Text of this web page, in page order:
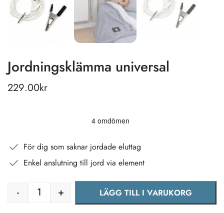
Jordningsklämma universal
229.00kr
För dig som saknar jordade eluttag
Enkel anslutning till jord via element
Jordningsklämma universal mängd
- + LÄGG TILL I VARUKORG